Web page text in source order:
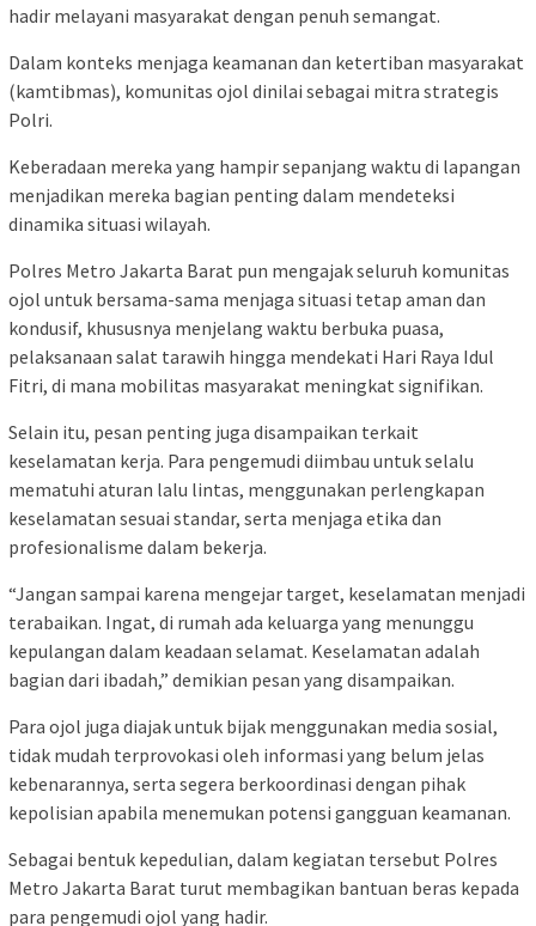
hadir melayani masyarakat dengan penuh semangat.
Dalam konteks menjaga keamanan dan ketertiban masyarakat
(kamtibmas), komunitas ojol dinilai sebagai mitra strategis
Polri.
Keberadaan mereka yang hampir sepanjang waktu di lapangan
menjadikan mereka bagian penting dalam mendeteksi
dinamika situasi wilayah.
Polres Metro Jakarta Barat pun mengajak seluruh komunitas
ojol untuk bersama-sama menjaga situasi tetap aman dan
kondusif, khususnya menjelang waktu berbuka puasa,
pelaksanaan salat tarawih hingga mendekati Hari Raya Idul
Fitri, di mana mobilitas masyarakat meningkat signifikan.
Selain itu, pesan penting juga disampaikan terkait
keselamatan kerja. Para pengemudi diimbau untuk selalu
mematuhi aturan lalu lintas, menggunakan perlengkapan
keselamatan sesuai standar, serta menjaga etika dan
profesionalisme dalam bekerja.
“Jangan sampai karena mengejar target, keselamatan menjadi
terabaikan. Ingat, di rumah ada keluarga yang menunggu
kepulangan dalam keadaan selamat. Keselamatan adalah
bagian dari ibadah,” demikian pesan yang disampaikan.
Para ojol juga diajak untuk bijak menggunakan media sosial,
tidak mudah terprovokasi oleh informasi yang belum jelas
kebenarannya, serta segera berkoordinasi dengan pihak
kepolisian apabila menemukan potensi gangguan keamanan.
Sebagai bentuk kepedulian, dalam kegiatan tersebut Polres
Metro Jakarta Barat turut membagikan bantuan beras kepada
para pengemudi ojol yang hadir.